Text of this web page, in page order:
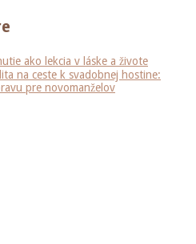
ako lekcia v láske a živote
na ceste k svadobnej hostine:
pre novomanželov